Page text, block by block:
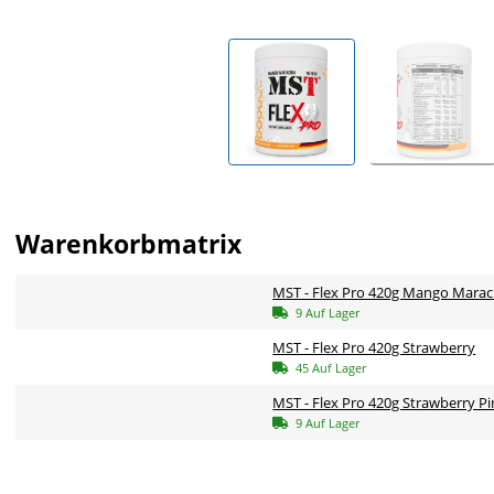
Warenkorbmatrix
MST - Flex Pro 420g Mango
9 Auf Lager
MST - Flex Pro 420g Strawberry
45 Auf Lager
MST - Flex Pro 420g Strawberry
9 Auf Lager